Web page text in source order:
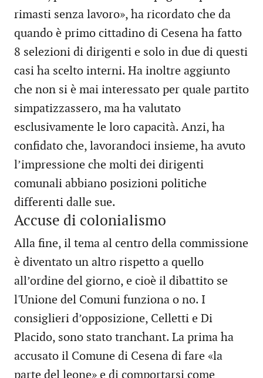
rimasti senza lavoro», ha ricordato che da
quando è primo cittadino di Cesena ha fatto
8 selezioni di dirigenti e solo in due di questi
casi ha scelto interni. Ha inoltre aggiunto
che non si è mai interessato per quale partito
simpatizzassero, ma ha valutato
esclusivamente le loro capacità. Anzi, ha
confidato che, lavorandoci insieme, ha avuto
l’impressione che molti dei dirigenti
comunali abbiano posizioni politiche
differenti dalle sue.
Accuse di colonialismo
Alla fine, il tema al centro della commissione
è diventato un altro rispetto a quello
all’ordine del giorno, e cioè il dibattito se
l'Unione del Comuni funziona o no. I
consiglieri d’opposizione, Celletti e Di
Placido, sono stato tranchant. La prima ha
accusato il Comune di Cesena di fare «la